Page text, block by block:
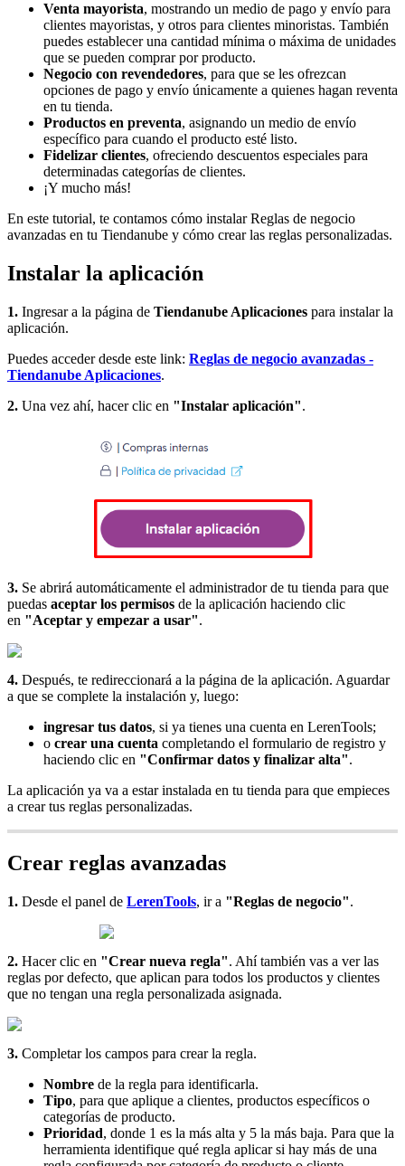
Venta mayorista, mostrando un medio de pago y envío para
clientes mayoristas, y otros para clientes minoristas. También
puedes establecer una cantidad mínima o máxima de unidades
que se pueden comprar por producto.
Negocio con revendedores, para que se les ofrezcan
opciones de pago y envío únicamente a quienes hagan reventa
en tu tienda.
Productos en preventa, asignando un medio de envío
específico para cuando el producto esté listo.
Fidelizar clientes, ofreciendo descuentos especiales para
determinadas categorías de clientes.
¡Y mucho más!
En este tutorial, te contamos cómo instalar Reglas de negocio
avanzadas en tu Tiendanube y cómo crear las reglas personalizadas.
Instalar la aplicación
1. Ingresar a la página de Tiendanube Aplicaciones para instalar la
aplicación.
Puedes acceder desde este link: Reglas de negocio avanzadas -
Tiendanube Aplicaciones.
2. Una vez ahí, hacer clic en "Instalar aplicación".
3. Se abrirá automáticamente el administrador de tu tienda para que
puedas aceptar los permisos de la aplicación haciendo clic
en "Aceptar y empezar a usar".
4. Después, te redireccionará a la página de la aplicación. Aguardar
a que se complete la instalación y, luego:
ingresar tus datos, si ya tienes una cuenta en LerenTools;
o crear una cuenta completando el formulario de registro y
haciendo clic en "Confirmar datos y finalizar alta".
La aplicación ya va a estar instalada en tu tienda para que empieces
a crear tus reglas personalizadas.
Crear reglas avanzadas
1. Desde el panel de LerenTools, ir a "Reglas de negocio".
2. Hacer clic en "Crear nueva regla". Ahí también vas a ver las
reglas por defecto, que aplican para todos los productos y clientes
que no tengan una regla personalizada asignada.
3. Completar los campos para crear la regla.
Nombre de la regla para identificarla.
Tipo, para que aplique a clientes, productos específicos o
categorías de producto.
Prioridad, donde 1 es la más alta y 5 la más baja. Para que la
herramienta identifique qué regla aplicar si hay más de una